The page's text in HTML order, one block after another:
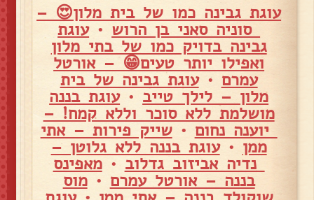
עוגת גבינה כמו של בית מלון😍 –
סוניה סאני בן הרוש •עוגת
גבינה בדויק כמו של בתי מלון
ואפילו יותר טעים😁 – אורטל
עמרם •עוגת גבינה של בית
מלון – לילך טייב •עוגת בננה
מושלמת ללא סוכר וללא קמח! –
יוענה נחום •שייק פירות – אתי
ממן •עוגת בננה ללא גלוטן –
נדיה אביזוב גדלוב •מאפינס
בננה – אורטל עמרם •מוס